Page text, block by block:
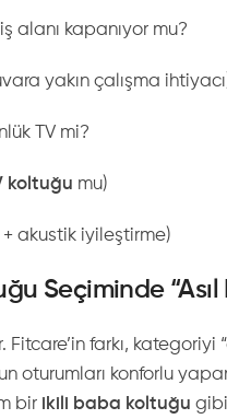
alanı kapanıyor mu?
yakın çalışma
TV mi?
koltuğu mu)
+ akustik iyileştirme)
Seçiminde “Asıl
Fitcare’in farkı,
oturumları konforlu
bir
ikili baba koltuğu